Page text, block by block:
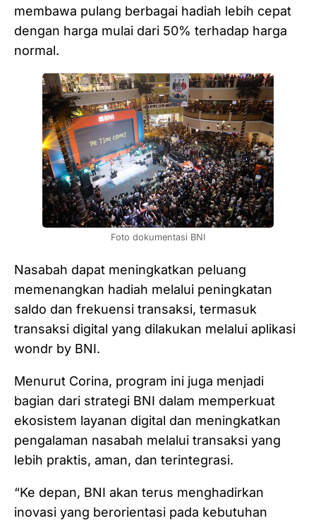
membawa pulang berbagai hadiah lebih cepat
dengan harga mulai dari 50% terhadap harga
normal.
Foto dokumentasi BNI
Nasabah dapat meningkatkan peluang
memenangkan hadiah melalui peningkatan
saldo dan frekuensi transaksi, termasuk
transaksi digital yang dilakukan melalui aplikasi
wondr by BNI.
Menurut Corina, program ini juga menjadi
bagian dari strategi BNI dalam memperkuat
ekosistem layanan digital dan meningkatkan
pengalaman nasabah melalui transaksi yang
lebih praktis, aman, dan terintegrasi.
“Ke depan, BNI akan terus menghadirkan
inovasi yang berorientasi pada kebutuhan